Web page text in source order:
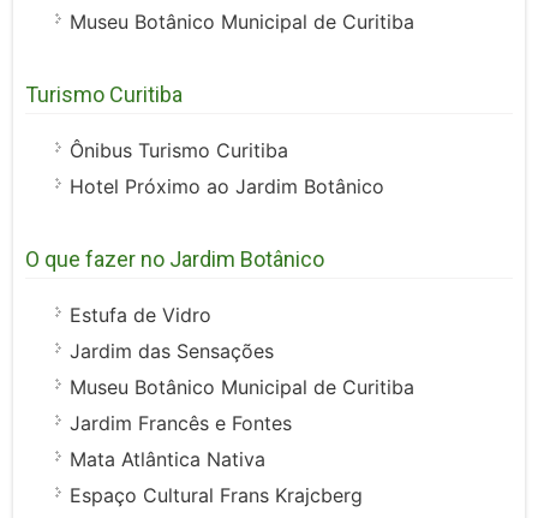
Museu Botânico Municipal de Curitiba
Turismo Curitiba
Ônibus Turismo Curitiba
Hotel Próximo ao Jardim Botânico
O que fazer no Jardim Botânico
Estufa de Vidro
Jardim das Sensações
Museu Botânico Municipal de Curitiba
Jardim Francês e Fontes
Mata Atlântica Nativa
Espaço Cultural Frans Krajcberg